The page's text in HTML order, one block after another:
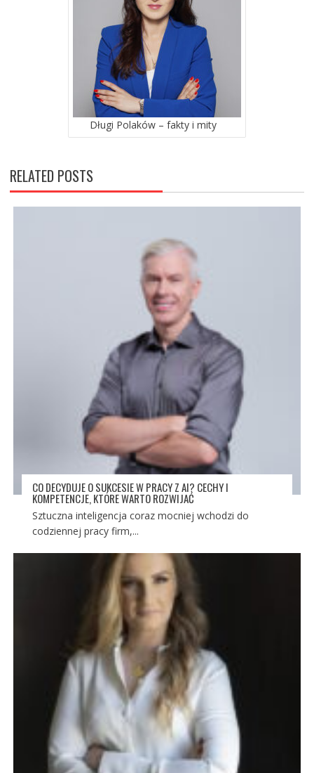
Długi Polaków – fakty i mity
RELATED POSTS
CO DECYDUJE O SUKCESIE W PRACY Z AI? CECHY I
KOMPETENCJE, KTÓRE WARTO ROZWIJAĆ
Sztuczna inteligencja coraz mocniej wchodzi do
codziennej pracy firm,...